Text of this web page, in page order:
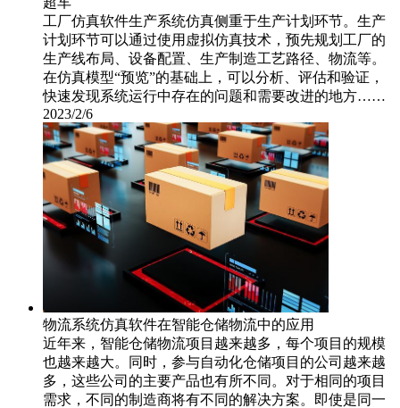
工厂仿真软件生产系统仿真侧重于生产计划环节。生产
计划环节可以通过使用虚拟仿真技术，预先规划工厂的
生产线布局、设备配置、生产制造工艺路径、物流等。
在仿真模型“预览”的基础上，可以分析、评估和验证，
快速发现系统运行中存在的问题和需要改进的地方……
2023/2/6
物流系统仿真软件在智能仓储物流中的应用
近年来，智能仓储物流项目越来越多，每个项目的规模
也越来越大。同时，参与自动化仓储项目的公司越来越
多，这些公司的主要产品也有所不同。对于相同的项目
需求，不同的制造商将有不同的解决方案。即使是同一